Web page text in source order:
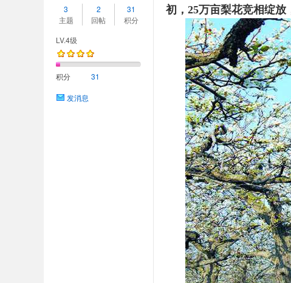
3
主题
2
回帖
31
积分
LV.4级
积分 31
发消息
初，25万亩梨花竞相绽放